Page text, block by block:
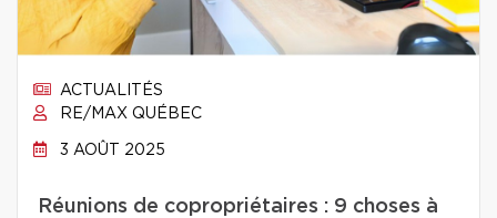
ACTUALITÉS
RE/MAX QUÉBEC
3 AOÛT 2025
Réunions de copropriétaires : 9 choses à